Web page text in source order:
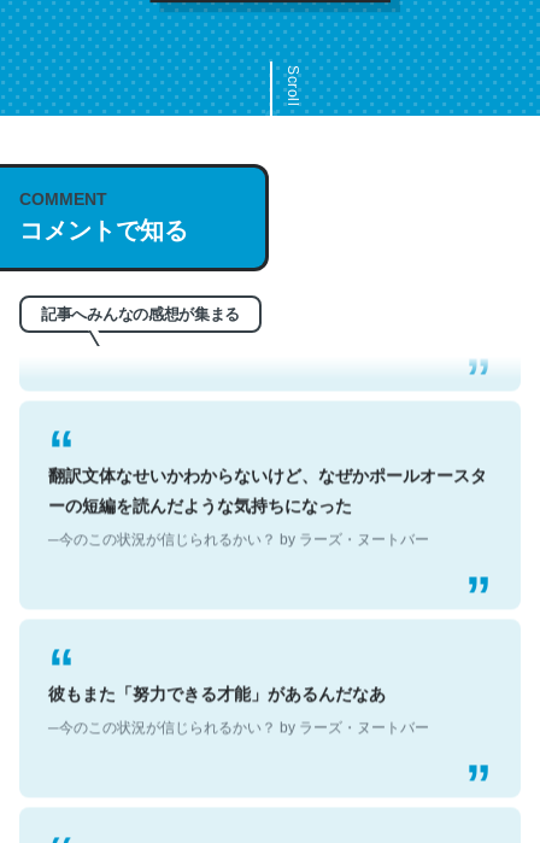
Scroll
COMMENT
コメントで知る
記事へみんなの感想が集まる
これは名文。彼はとてもクレバーなんだろうなと凄く思
う。英語少しでも読める人は原文もお勧め。自分はこの流
れ好き。Let’s Fucking Go. Then Covid hit. Shit.
─今のこの状況が信じられるかい？ by ラーズ・ヌートバー
翻訳文体なせいかわからないけど、なぜかポールオースタ
ーの短編を読んだような気持ちになった
─今のこの状況が信じられるかい？ by ラーズ・ヌートバー
彼もまた「努力できる才能」があるんだなあ
─今のこの状況が信じられるかい？ by ラーズ・ヌートバー